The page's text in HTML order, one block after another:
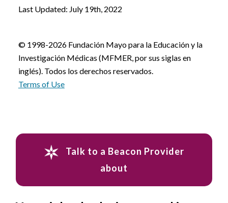
Last Updated: July 19th, 2022
© 1998-2026 Fundación Mayo para la Educación y la
Investigación Médicas (MFMER, por sus siglas en
inglés). Todos los derechos reservados.
Terms of Use
Talk to a Beacon Provider
about